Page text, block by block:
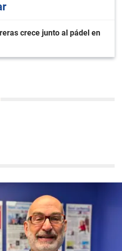
crece junto al pádel en